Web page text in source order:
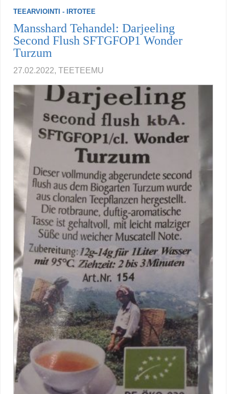
TEEARVIOINTI - IRTOTEE
Mansshard Tehandel: Darjeeling
Second Flush SFTGFOP1 Wonder
Turzum
27.02.2022, TEETEEMU